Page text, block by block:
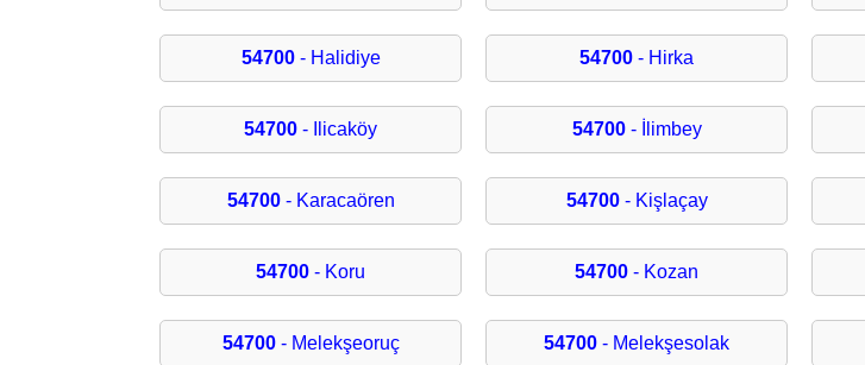
54700- Halidiye 54700 - Hirka
54700 - Ilicaköy 54700- İlimbey
54700- Karacaören 54700- Kişlaçay
54700 - Koru 54700 - Kozan
54700- Melekşeoruç 54700 - Melekşesolak